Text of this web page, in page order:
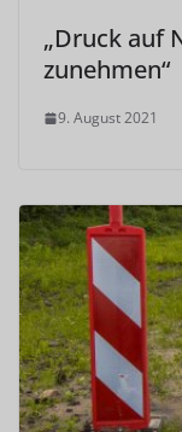
„Druck auf
zunehmen“
9. August 2021